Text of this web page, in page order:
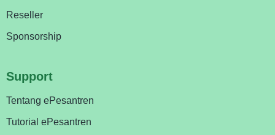
Reseller
Sponsorship
Support
Tentang ePesantren
Tutorial ePesantren